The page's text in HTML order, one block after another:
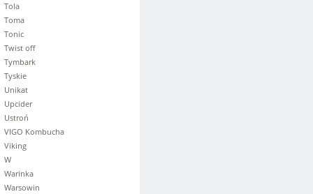
Tola
Toma
Tonic
Twist off
Tymbark
Tyskie
Unikat
Upcider
Ustroń
VIGO Kombucha
Viking
W
Warinka
Warsowin